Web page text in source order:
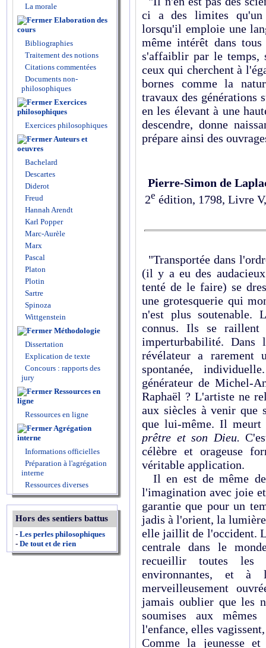
La morale
Elaboration des
cours
Bibliographies
Traitement des notions
Citations commentées
Documents non-
philosophiques
Exercices
philosophiques
Exercices philosophiques
Auteurs et
oeuvres
Bachelard
Descartes
Diderot
Freud
Hannah Arendt
Karl Popper
Marc-Aurèle
Marx
Pascal
Platon
Plotin
Sartre
Spinoza
Wittgenstein
Méthodologie
Dissertation
Explication de texte
Concours : rapports des
jury
Ressources en
ligne
Ressources en ligne
Agrégation
interne
Informations officielles
Préparation à l'agrégation
interne
Ressources diverses
Hors des sentiers battus
- Les perles philosophiques
- De tout et de rien
ci a des limites qu'un
lorsqu'il emploie une
même intérêt dans
s'affaiblir par le temps,
ceux qui cherchent à
bornes comme la
travaux des générations
en les élevant à une
descendre, donne
prépare ainsi des
Pierre-Simon de
2e édition, 1798, Livre
"Transportée dans
(il y a eu des
tenté de le faire) se
une grotesquerie qui
n'est plus soutenable.
connus. Ils se raillent
imperturbabilité. Dans
révélateur a rarement
spontanée,
générateur de Michel-
Raphaël ? L'artiste ne
aux siècles à venir que
que lui-même. Il
prêtre et son Dieu.
célèbre et orageuse
véritable application.
Il en est de même
l'imagination avec joie
garantie que pour un
jadis à l'orient, la
elle jaillit de l'occident.
centrale dans le
recueillir toutes les
environnantes, et à
merveilleusement
jamais oublier que les
soumises aux
l'enfance, elles
Comme la jeunesse